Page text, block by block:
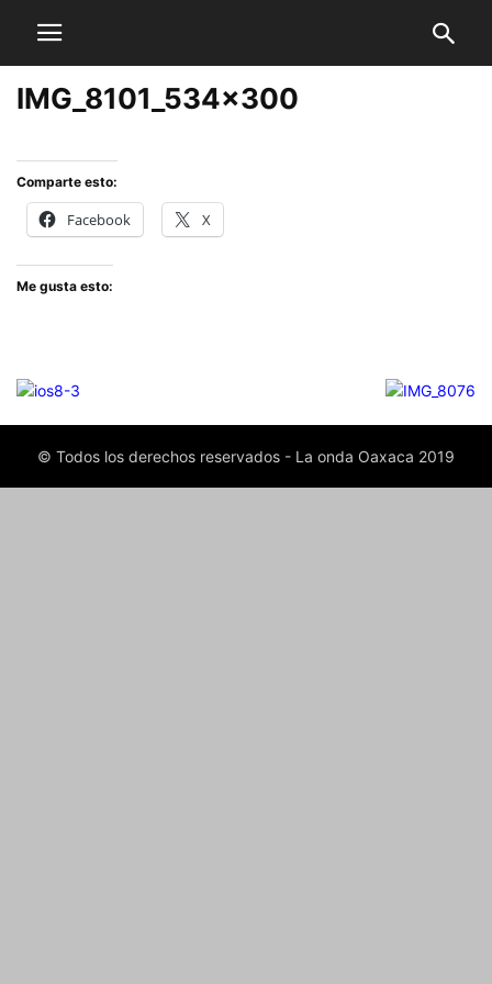
IMG_8101_534x300
Comparte esto:
Facebook X
Me gusta esto:
© Todos los derechos reservados - La onda Oaxaca 2019